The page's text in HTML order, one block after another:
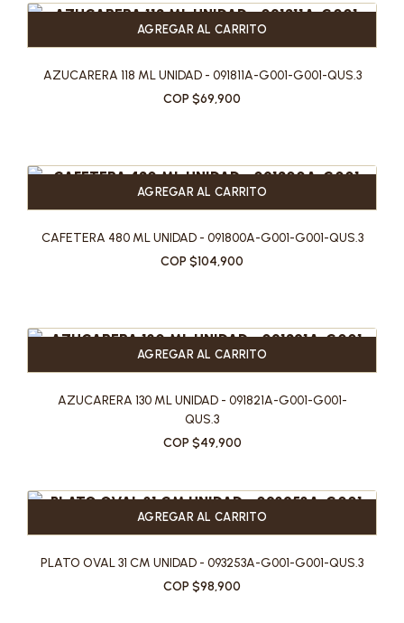
AGREGAR AL CARRITO
AZUCARERA 118 ML UNIDAD - 091811A-G001-G001-QUS.3
COP $69,900
AGREGAR AL CARRITO
CAFETERA 480 ML UNIDAD - 091800A-G001-G001-QUS.3
COP $104,900
AGREGAR AL CARRITO
AZUCARERA 130 ML UNIDAD - 091821A-G001-G001-
QUS.3
COP $49,900
AGREGAR AL CARRITO
PLATO OVAL 31 CM UNIDAD - 093253A-G001-G001-QUS.3
COP $98,900